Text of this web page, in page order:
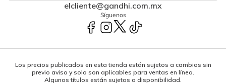
elcliente@gandhi.com.mx
Síguenos
Los precios publicados en esta tienda están sujetos a cambios sin
previo aviso y solo son aplicables para ventas en línea.
Algunos títulos están sujetos a disponibilidad.